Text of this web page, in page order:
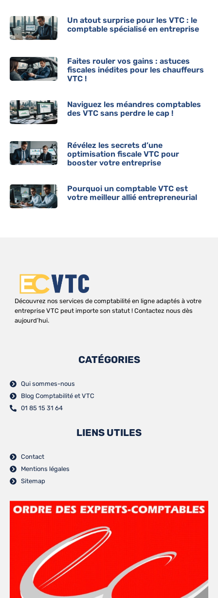
Un atout surprise pour les VTC : le
comptable spécialisé en entreprise
Faites rouler vos gains : astuces
fiscales inédites pour les chauffeurs
VTC !
Naviguez les méandres comptables
des VTC sans perdre le cap !
Révélez les secrets d’une
optimisation fiscale VTC pour
booster votre entreprise
Pourquoi un comptable VTC est
votre meilleur allié entrepreneurial
Découvrez nos services de comptabilité en ligne adaptés à votre
entreprise VTC peut importe son statut ! Contactez nous dès
aujourd’hui.
CATÉGORIES
Qui sommes-nous
Blog Comptabilité et VTC
01 85 15 31 64
LIENS UTILES
Contact
Mentions légales
Sitemap